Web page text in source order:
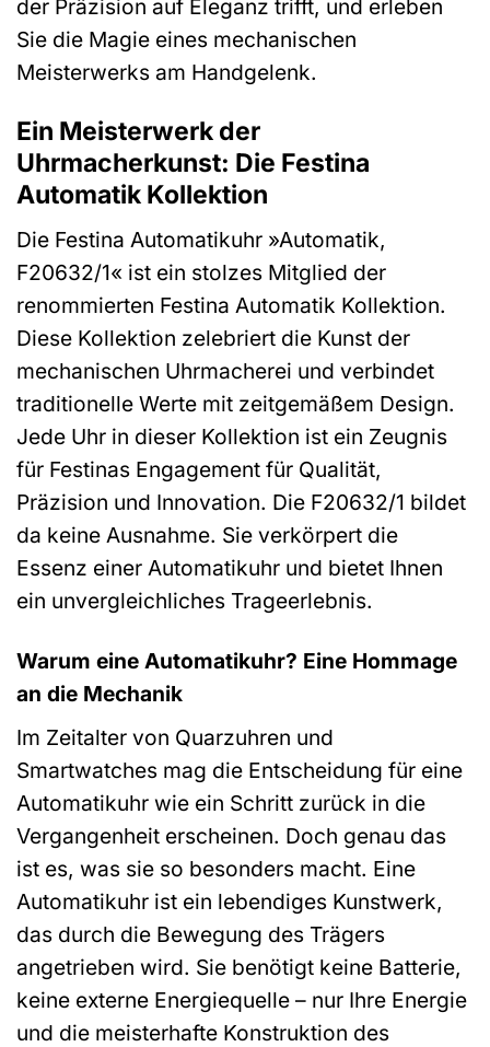
der Präzision auf Eleganz trifft, und erleben
Sie die Magie eines mechanischen
Meisterwerks am Handgelenk.
Ein Meisterwerk der
Uhrmacherkunst: Die Festina
Automatik Kollektion
Die Festina Automatikuhr »Automatik,
F20632/1« ist ein stolzes Mitglied der
renommierten Festina Automatik Kollektion.
Diese Kollektion zelebriert die Kunst der
mechanischen Uhrmacherei und verbindet
traditionelle Werte mit zeitgemäßem Design.
Jede Uhr in dieser Kollektion ist ein Zeugnis
für Festinas Engagement für Qualität,
Präzision und Innovation. Die F20632/1 bildet
da keine Ausnahme. Sie verkörpert die
Essenz einer Automatikuhr und bietet Ihnen
ein unvergleichliches Trageerlebnis.
Warum eine Automatikuhr? Eine Hommage
an die Mechanik
Im Zeitalter von Quarzuhren und
Smartwatches mag die Entscheidung für eine
Automatikuhr wie ein Schritt zurück in die
Vergangenheit erscheinen. Doch genau das
ist es, was sie so besonders macht. Eine
Automatikuhr ist ein lebendiges Kunstwerk,
das durch die Bewegung des Trägers
angetrieben wird. Sie benötigt keine Batterie,
keine externe Energiequelle – nur Ihre Energie
und die meisterhafte Konstruktion des